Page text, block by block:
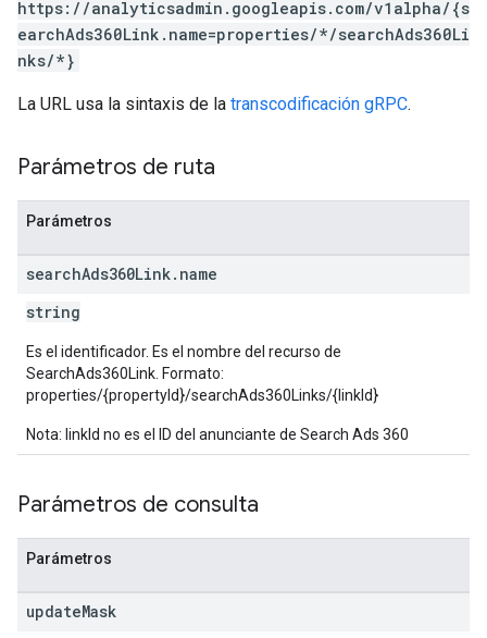
https://analyticsadmin.googleapis.com/v1alpha/{s
earchAds360Link.name=properties/*/searchAds360Li
nks/*}
La URL usa la sintaxis de la transcodificación gRPC.
Parámetros de ruta
Parámetros
searchAds360Link. name
string
Es el identificador. Es el nombre del recurso de
SearchAds360Link. Formato:
properties/{propertyId}/searchAds360Links/{linkId}
Nota: linkId no es el ID del anunciante de Search Ads 360
Parámetros de consulta
Parámetros
updateMask